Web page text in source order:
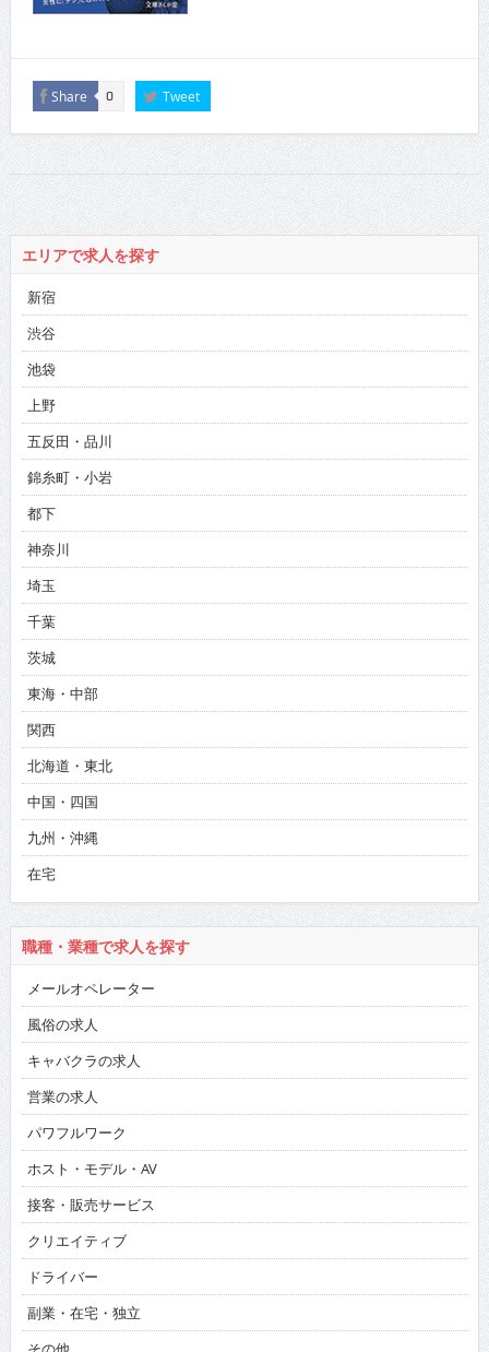
Share 0 Tweet
エリアで求人を探す
新宿
渋谷
池袋
上野
五反田・品川
錦糸町・小岩
都下
神奈川
埼玉
千葉
茨城
東海・中部
関西
北海道・東北
中国・四国
九州・沖縄
在宅
職種・業種で求人を探す
メールオペレーター
風俗の求人
キャバクラの求人
営業の求人
パワフルワーク
ホスト・モデル・AV
接客・販売サービス
クリエイティブ
ドライバー
副業・在宅・独立